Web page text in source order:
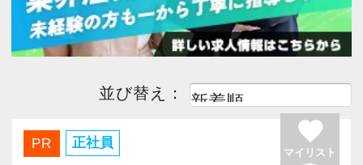
採用ご担当者様
並び替え：
PR 正社員 favorite
マイリスト